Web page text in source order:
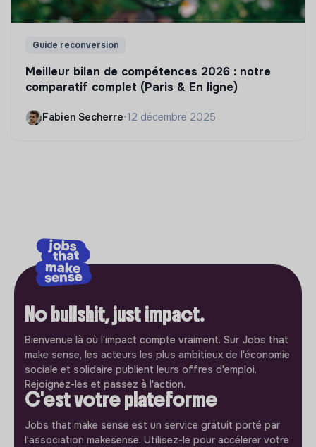
Guide reconversion
Meilleur bilan de compétences 2026 : notre
comparatif complet (Paris & En ligne)
Fabien Secherre•12 décembre 2025
No bullshit, just impact.
Bienvenue là où l'impact compte vraiment. Sur Jobs that
make sense, les acteurs les plus ambitieux de l'économie
sociale et solidaire publient leurs offres d'emploi.
Rejoignez-les et passez à l'action.
C'est votre plateforme
Jobs that make sense est un service gratuit porté par
l'association makesense. Utilisez-le pour accélerer votre